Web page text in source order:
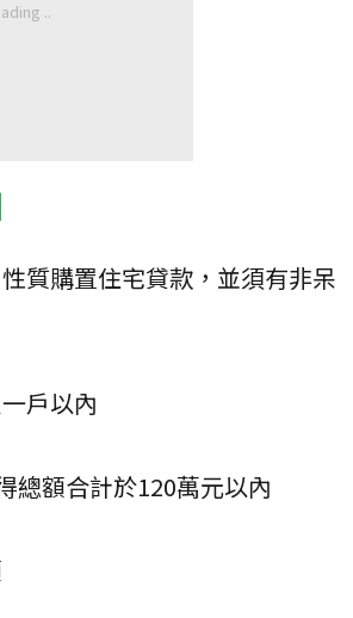
質購置住宅貸款，並須有非呆
戶以內
總額合計於120萬元以內